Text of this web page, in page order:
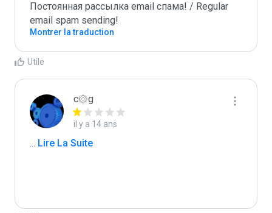
Постоянная рассылка email спама! / Regular
email spam sending!
Montrer la traduction
Utile
c۞g
il y a 14 ans
... Lire La Suite